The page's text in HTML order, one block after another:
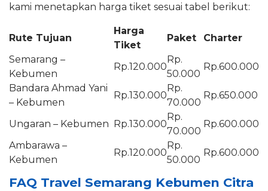
kami menetapkan harga tiket sesuai tabel berikut:
Rute Tujuan
Harga
Tiket
Paket
Charter
Semarang –
Kebumen
Rp.120.000
Rp.
50.000
Rp.600.000
Bandara Ahmad Yani
– Kebumen
Rp.130.000
Rp.
70.000
Rp.650.000
Ungaran – Kebumen Rp.130.000
Rp.
70.000
Rp.600.000
Ambarawa –
Kebumen
Rp.120.000
Rp.
50.000
Rp.600.000
FAQ Travel Semarang Kebumen Citra